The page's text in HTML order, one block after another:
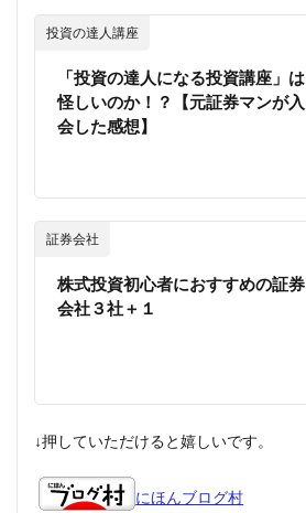
投資の達人講座
「投資の達人になる投資講座」は
怪しいのか！？【元証券マンが入
会した感想】
証券会社
株式投資初心者におすすめの証券
会社３社＋１
↓押していただけると嬉しいです。
にほんブログ村